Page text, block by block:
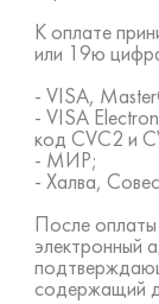
К оплате
или 19ю
- VISA,
- VISA
код CVC2 и
- МИР;
- Халва,
После
электронный
содержащий